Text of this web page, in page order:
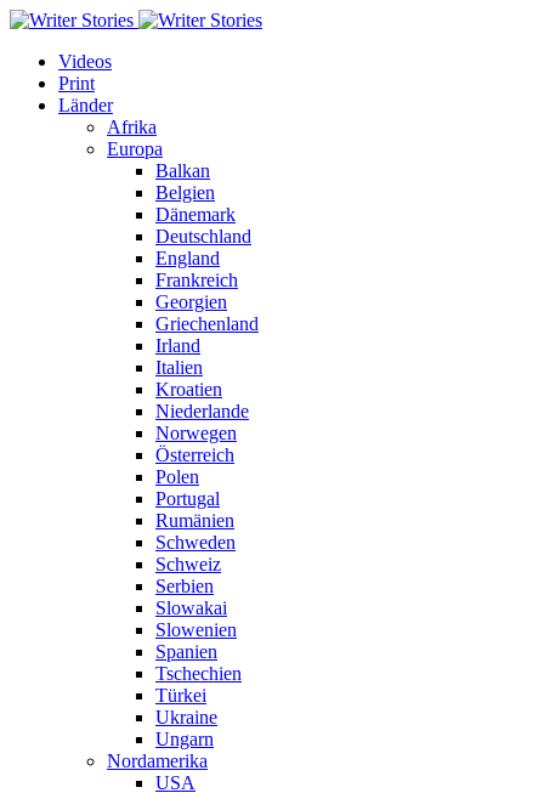
Videos
Print
Länder
Afrika
Europa
Balkan
Belgien
Dänemark
Deutschland
England
Frankreich
Georgien
Griechenland
Irland
Italien
Kroatien
Niederlande
Norwegen
Österreich
Polen
Portugal
Rumänien
Schweden
Schweiz
Serbien
Slowakai
Slowenien
Spanien
Tschechien
Türkei
Ukraine
Ungarn
Nordamerika
USA